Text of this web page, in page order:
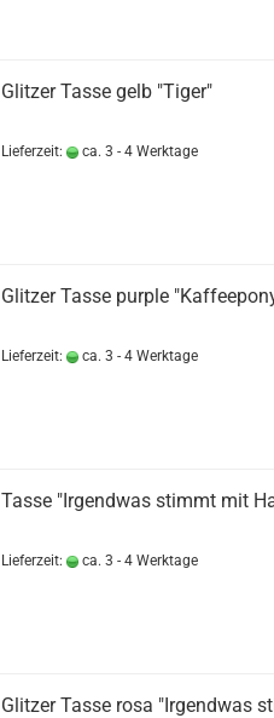
Glitzer Tasse gelb "Tiger"
Lieferzeit: ca. 3 - 4 Werktage
Glitzer Tasse purple
Lieferzeit: ca. 3 - 4 Werktage
Tasse "Irgendwas stimmt mit
Lieferzeit: ca. 3 - 4 Werktage
Glitzer Tasse rosa "Irgendwas